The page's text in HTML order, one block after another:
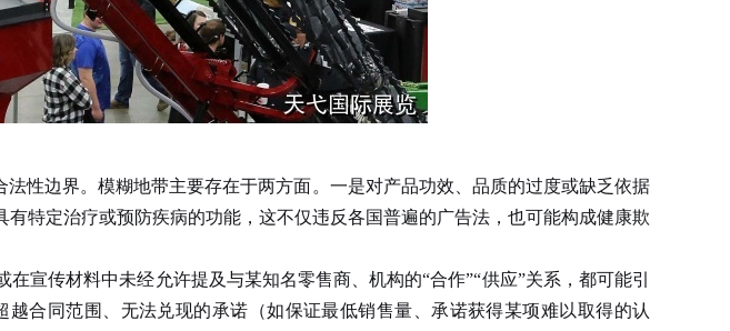
边界。模糊地带主要存在于两方面。一是对产品功效、品质的过度或缺乏依据
特定治疗或预防疾病的功能，这不仅违反各国普遍的广告法，也可能构成健康欺
传材料中未经允许提及与某知名零售商、机构的“合作”“供应”关系，都可能引
合同范围、无法兑现的承诺（如保证最低销售量、承诺获得某项难以取得的认